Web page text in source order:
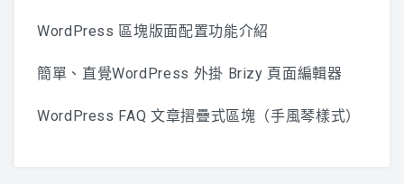
WordPress 區塊版面配置功能介紹
簡單、直覺WordPress 外掛 Brizy 頁面編輯器
WordPress FAQ 文章摺疊式區塊（手風琴樣式）